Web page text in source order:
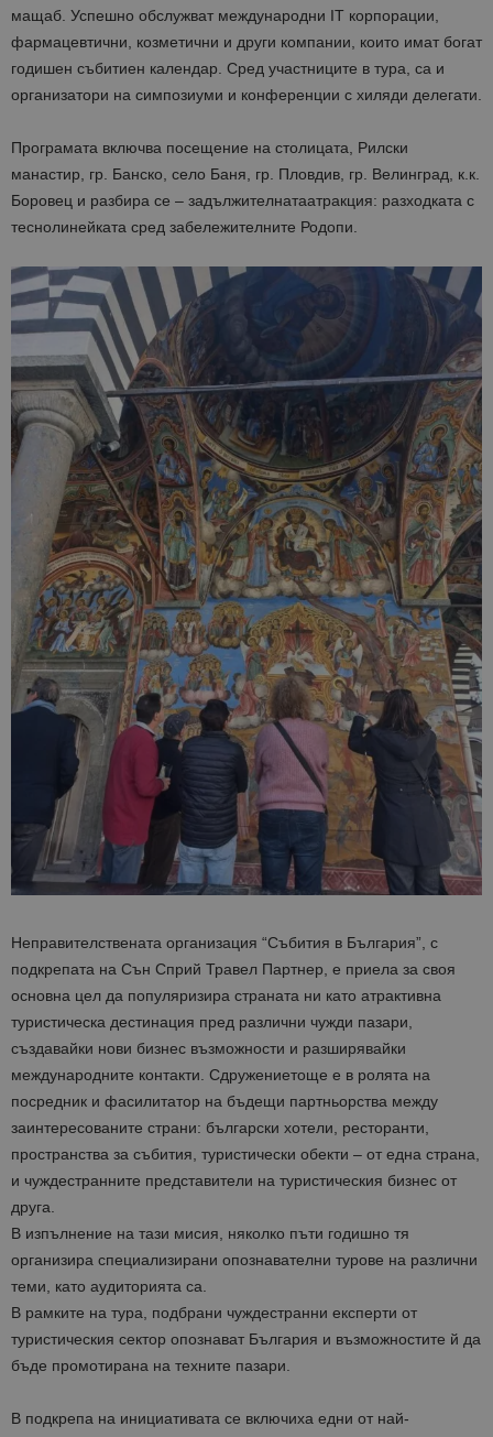
мащаб. Успешно обслужват международни IT корпорации,
фармацевтични, козметични и други компании, които имат богат
годишен събитиен календар. Сред участниците в тура, са и
организатори на симпозиуми и конференции с хиляди делегати.
Програмата включва посещение на столицата, Рилски
манастир, гр. Банско, село Баня, гр. Пловдив, гр. Велинград, к.к.
Боровец и разбира се – задължителнатаатракция: разходката с
теснолинейката сред забележителните Родопи.
Неправителствената организация “Събития в България” , с
подкрепата на Сън Сприй Травел Партнер, е приела за своя
основна цел да популяризира страната ни като атрактивна
туристическа дестинация пред различни чужди пазари,
създавайки нови бизнес възможности и разширявайки
международните контакти. Сдружениетоще е в ролята на
посредник и фасилитатор на бъдещи партньорства между
заинтересованите страни: български хотели, ресторанти,
пространства за събития, туристически обекти – от една страна,
и чуждестранните представители на туристическия бизнес от
друга.
В изпълнение на тази мисия, няколко пъти годишно тя
организира специализирани опознавателни турове на различни
теми, като аудиторията са
В рамките на тура, подбрани чуждестранни експерти от
туристическия сектор опознават България и възможностите й да
бъде промотирана на техните пазари.
В подкрепа на инициативата се включиха едни от най-